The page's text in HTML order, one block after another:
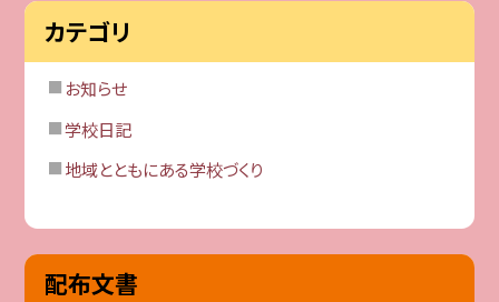
カテゴリ
お知らせ
学校日記
地域とともにある学校づくり
配布文書